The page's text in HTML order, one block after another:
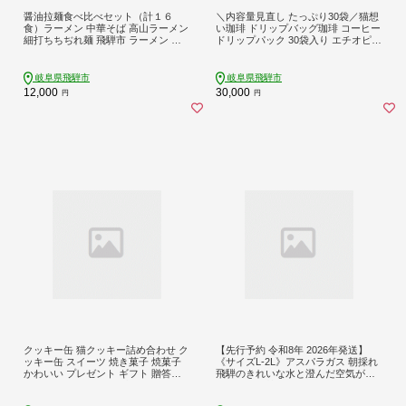
醤油拉麺食べ比べセット（計１６
食）ラーメン 中華そば 高山ラーメン
細打ちちぢれ麺 飛騨市 ラーメン 麺
岐阜県飛騨市
12,000 円
＼内容量見直し たっぷり30袋／猫想
い珈琲 ドリップバッグ珈琲 コーヒー
ドリップパック 30袋入り エチオピア
にゃんこ 大容量 プレゼント プチ ギ
フト かわいい お返し バレンタイン
可愛い 27000円
岐阜県飛騨市
30,000 円
クッキー缶 猫クッキー詰め合わせ ク
ッキー缶 スイーツ 焼き菓子 焼菓子
かわいい プレゼント ギフト 贈答用
【先行予約 令和8年 2026年発送】
《サイズL-2L》アスパラガス 朝採れ
飛騨のきれいな水と澄んだ空気が育